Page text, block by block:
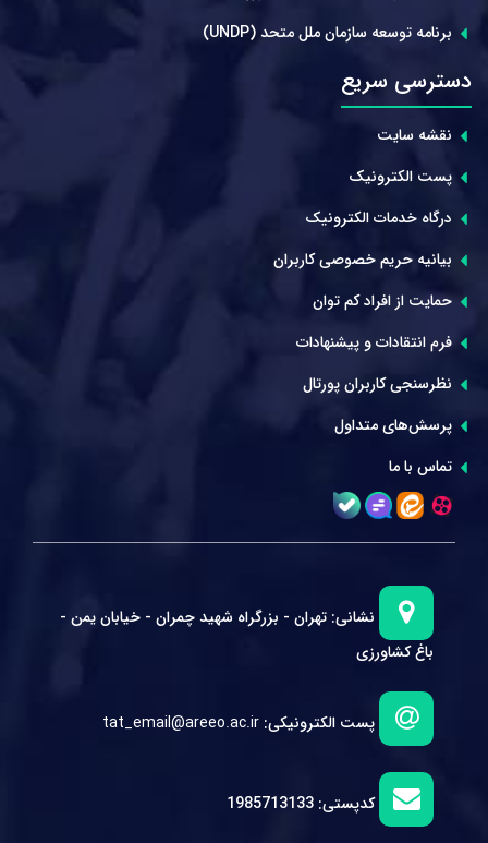
برنامه توسعه سازمان ملل متحد (UNDP)
دسترسی سریع
نقشه سایت
پست الکترونیک
درگاه خدمات الکترونیک
بیانیه حریم خصوصی کاربران
حمایت از افراد کم توان
فرم انتقادات و پیشنهادات
نظرسنجی کاربران پورتال
پرسش‌های متداول
تماس با ما
نشانی: تهران - بزرگراه شهید چمران - خیابان یمن -
باغ کشاورزی
پست الکترونیکی: tat_email@areeo.ac.ir
کدپستی: 1985713133